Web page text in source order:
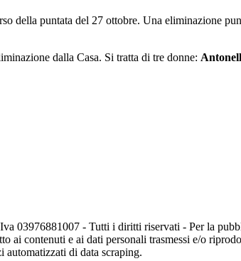
della puntata del 27 ottobre. Una eliminazione
dalla Casa. Si tratta di tre donne:
03976881007 - Tutti i diritti riservati - Per la
ai contenuti e ai dati personali trasmessi e/o
automatizzati di data scraping.